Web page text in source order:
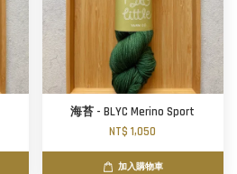
海苔 - BLYC Merino Sport
NT$ 1,050
加入購物車